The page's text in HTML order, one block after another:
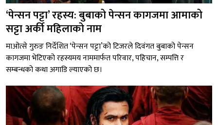
‘पेन्सन पट्टा’ रहस्य: बुबाको पेन्सन कागजमा आमाको
सट्टा अर्की महिलाको नाम
माओत्से गुरुङ निर्देशित ‘पेन्सन पट्टा’को टिजरले दिवंगत बुबाको पेन्सन
कागजमा भेटिएको रहस्यमय नाममार्फत परिवार, पहिचान, सम्पत्ति र
सम्बन्धको कथा अगाडि ल्याएको छ।